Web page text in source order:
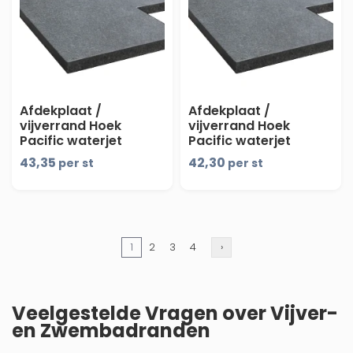
Afdekplaat /
vijverrand Hoek
Pacific waterjet
Elegance
50/30x50/30x3 cm -
43,35 per st
Afdekplaat /
vijverrand Hoek
Pacific waterjet
Elegance 50/20x50x3
cm - maandprijs
42,30 per st
1 2 3 4 ›
Veelgestelde Vragen over Vijver-
en Zwembadranden